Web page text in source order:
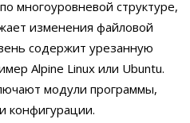
многоуровневой структуре,
изменения файловой
содержит урезанную
Alpine Linux или Ubuntu.
модули программы,
конфигурации.